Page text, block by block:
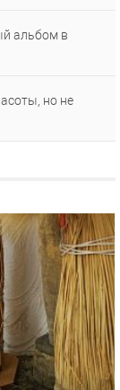
альбом в
но не